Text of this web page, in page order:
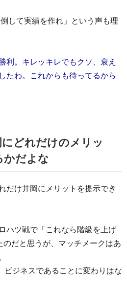
して実績を作れ」という声も理
利。キレッキレでもクソ、衰え
たわ。これからも待ってるから
どれだけのメリッ
かだよな
だけ井岡にメリットを提示でき
ハツ戦で「これなら階級を上げ
だと思うが、マッチメークはあ
ビジネスであることに変わりはな